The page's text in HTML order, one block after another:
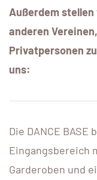
Außerdem stellen
anderen
Privatpersonen
uns:
Die DANCE
Eingangsbereich
Garderoben und